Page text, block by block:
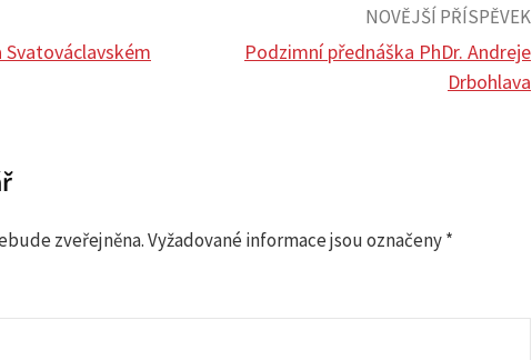
NOVĚJŠÍ PŘÍSPĚVEK
Podzimní přednáška PhDr. Andreje
Drbohlava
zveřejněna.Vyžadované informace jsou označeny*